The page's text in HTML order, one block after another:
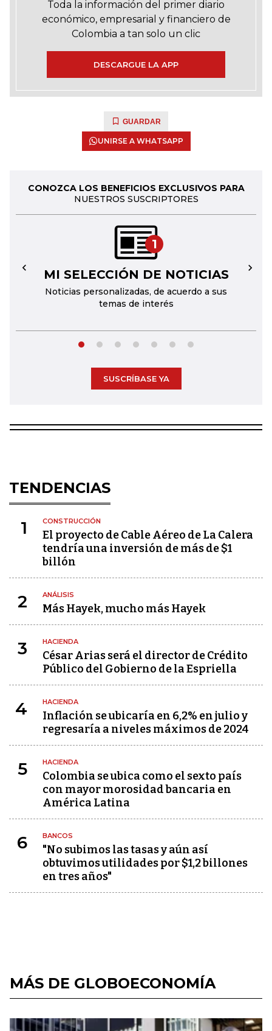
Toda la información del primer diario
económico, empresarial y financiero de
Colombia a tan solo un clic
DESCARGUE LA APP
GUARDAR
UNIRSE A WHATSAPP
CONOZCA LOS BENEFICIOS EXCLUSIVOS PARA
NUESTROS SUSCRIPTORES
1
MI SELECCIÓN DE NOTICIAS
Noticias personalizadas, de acuerdo a sus
temas de interés
← →
SUSCRÍBASE YA
TENDENCIAS
1 CONSTRUCCIÓN
El proyecto de Cable Aéreo de La Calera
tendría una inversión de más de $1
billón
2 ANÁLISIS
Más Hayek, mucho más Hayek
3 HACIENDA
César Arias será el director de Crédito
Público del Gobierno de la Espriella
4 HACIENDA
Inflación se ubicaría en 6,2% en julio y
regresaría a niveles máximos de 2024
5 HACIENDA
Colombia se ubica como el sexto país
con mayor morosidad bancaria en
América Latina
6 BANCOS
"No subimos las tasas y aún así
obtuvimos utilidades por $1,2 billones
en tres años"
MÁS DE GLOBOECONOMÍA